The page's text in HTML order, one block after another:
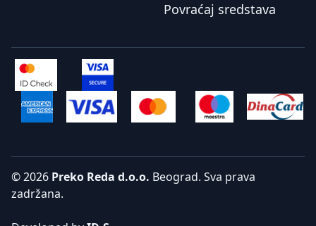
Povraćaj sredstava
© 2026 Preko Reda d.o.o. Beograd. Sva prava
zadržana.